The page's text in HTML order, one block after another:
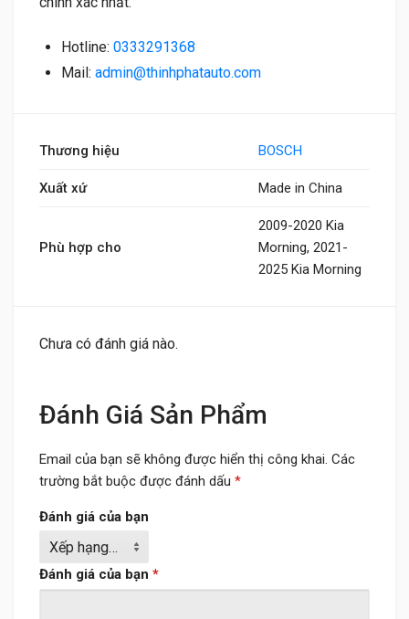
Hotline: 0333291368
Mail: admin@thinhphatauto.com
Thương hiệu BOSCH
Xuất xứ Made in China
Phù hợp cho
2009-2020 Kia
Morning, 2021-
2025 Kia Morning
Chưa có đánh giá nào.
Đánh Giá Sản Phẩm
Email của bạn sẽ không được hiển thị công khai. Các
trường bắt buộc được đánh dấu *
Đánh giá của bạn
Đánh giá của bạn *